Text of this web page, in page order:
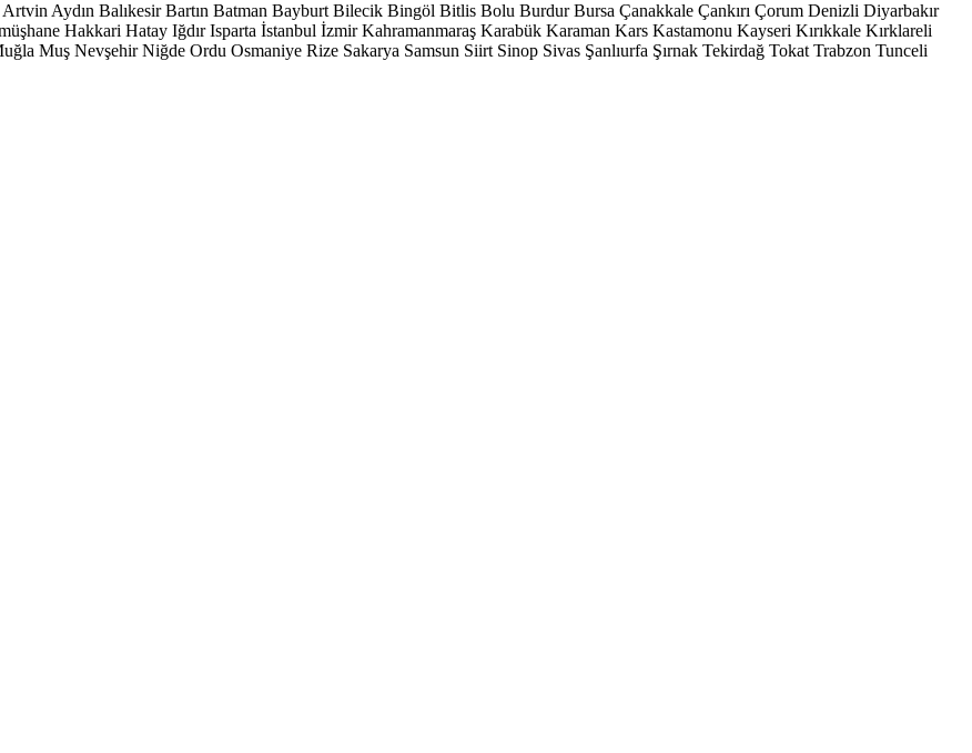
Artvin Aydın Balıkesir Bartın Batman Bayburt Bilecik Bingöl Bitlis Bolu Burdur Bursa Çanakkale Çankırı Çorum Denizli Diyarbakır
Hakkari Hatay Iğdır Isparta İstanbul İzmir Kahramanmaraş Karabük Karaman Kars Kastamonu Kayseri Kırıkkale Kırklareli
Muş Nevşehir Niğde Ordu Osmaniye Rize Sakarya Samsun Siirt Sinop Sivas Şanlıurfa Şırnak Tekirdağ Tokat Trabzon Tunceli